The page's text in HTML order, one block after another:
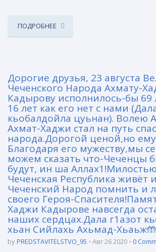
ПОДРОБНЕЕ
Дорогие друзья, 23 августа
Чеченского Народа Ахмату-
Кадырову исполнилось-бы 69
16 лет как его нет с нами
кьобалдойла цуьнан). Волею
Ахмат-Хаджи стал на путь
народа.Дорогой ценой,но ему
Благодаря его мужеству,мы
можем сказать что-Чеченцы
будут, ин ша
Чеченская Республика живёт
Чеченский Народ помнить и
своего Героя-
Хаджи Кадырове навсегда
наших сердцах.Дала г1азот
хьан Сийлахь Ахьмад-
byPREDSTAVITELSTVO_95 Авг 26 2020 0